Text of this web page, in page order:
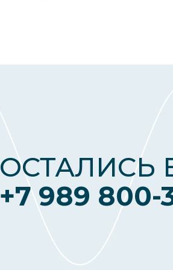
ОСТАЛИСЬ
+7 989 800-